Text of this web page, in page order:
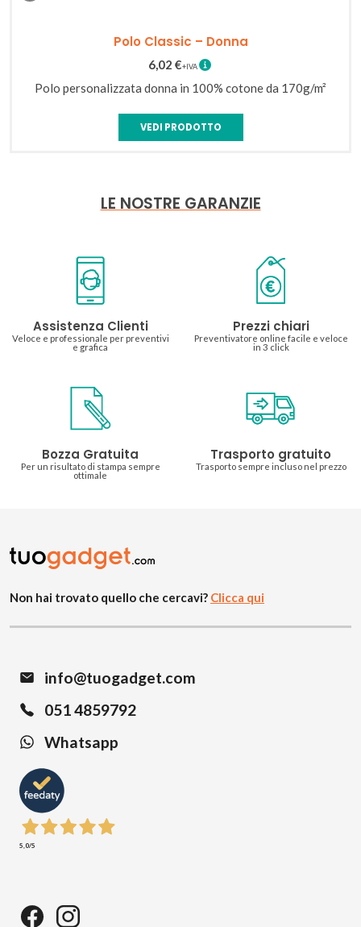
Polo Classic – Donna
6,02 €
Polo personalizzata donna in 100% cotone da 170g/m²
VEDI PRODOTTO
LE NOSTRE GARANZIE
Assistenza Clienti
Veloce e professionale per preventivi
e grafica
Prezzi chiari
Preventivatore online facile e veloce
in 3 click
Bozza Gratuita
Per un risultato di stampa sempre
ottimale
Trasporto gratuito
Trasporto sempre incluso nel prezzo
Non hai trovato quello che cercavi? Clicca qui
info@tuogadget.com
051 4859792
Whatsapp
5,0/5